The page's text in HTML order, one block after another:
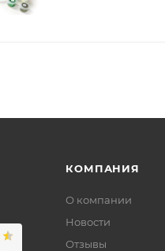
КОМПАНИЯ
О компании
Новости
Отзывы